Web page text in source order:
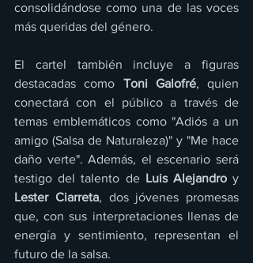
consolidándose como una de las voces
más queridas del género.
El cartel también incluye a figuras
destacadas como Toni Galofré, quien
conectará con el público a través de
temas emblemáticos como "Adiós a un
amigo (Salsa de Naturaleza)" y "Me hace
daño verte". Además, el escenario será
testigo del talento de Luis Alejandro
Lester Ciarreta, dos jóvenes promesas
que, con sus interpretaciones llenas de
energía y sentimiento, representan el
futuro de la salsa.